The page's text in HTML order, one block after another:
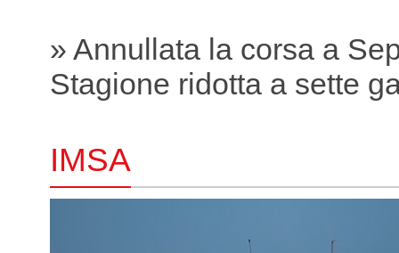
» Annullata la corsa a
Stagione ridotta a sette
IMSA